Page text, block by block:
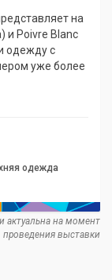
на
и Poivre Blanc
одежду с
уже более
одежда
актуальна на момент
проведения выставки